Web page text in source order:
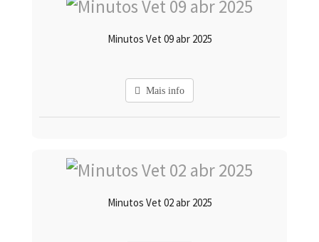
Minutos Vet 09 abr 2025
Mais info
Minutos Vet 02 abr 2025